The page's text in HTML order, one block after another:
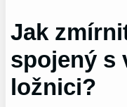
Jak
spojený s
ložnici?